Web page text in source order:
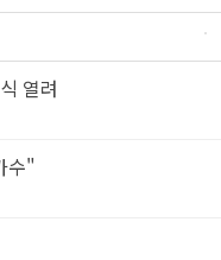
열려
수"